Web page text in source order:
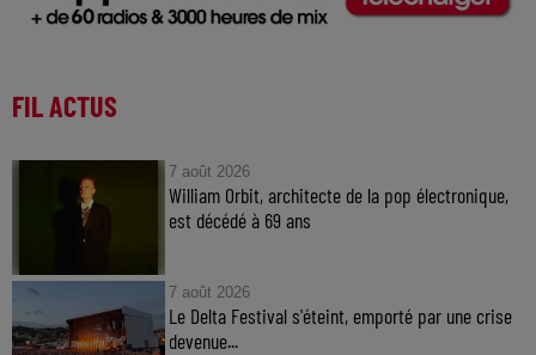
FIL ACTUS
7 août 2026
William Orbit, architecte de la pop électronique,
est décédé à 69 ans
7 août 2026
Le Delta Festival s'éteint, emporté par une crise
devenue...